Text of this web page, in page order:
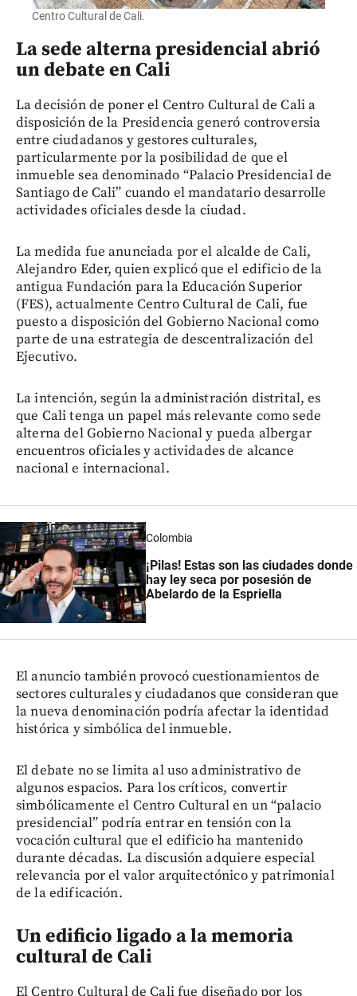
Centro Cultural de Cali.
La sede alterna presidencial abrió
un debate en Cali
La decisión de poner el Centro Cultural de Cali a
disposición de la Presidencia generó controversia
entre ciudadanos y gestores culturales,
particularmente por la posibilidad de que el
inmueble sea denominado “Palacio Presidencial de
Santiago de Cali” cuando el mandatario desarrolle
actividades oficiales desde la ciudad.
La medida fue anunciada por el alcalde de Cali,
Alejandro Eder, quien explicó que el edificio de la
antigua Fundación para la Educación Superior
(FES), actualmente Centro Cultural de Cali, fue
puesto a disposición del Gobierno Nacional como
parte de una estrategia de descentralización del
Ejecutivo.
La intención, según la administración distrital, es
que Cali tenga un papel más relevante como sede
alterna del Gobierno Nacional y pueda albergar
encuentros oficiales y actividades de alcance
nacional e internacional.
Colombia
¡Pilas! Estas son las ciudades donde
hay ley seca por posesión de
Abelardo de la Espriella
El anuncio también provocó cuestionamientos de
sectores culturales y ciudadanos que consideran que
la nueva denominación podría afectar la identidad
histórica y simbólica del inmueble.
El debate no se limita al uso administrativo de
algunos espacios. Para los críticos, convertir
simbólicamente el Centro Cultural en un “palacio
presidencial” podría entrar en tensión con la
vocación cultural que el edificio ha mantenido
durante décadas. La discusión adquiere especial
relevancia por el valor arquitectónico y patrimonial
de la edificación.
Un edificio ligado a la memoria
cultural de Cali
El Centro Cultural de Cali fue diseñado por los